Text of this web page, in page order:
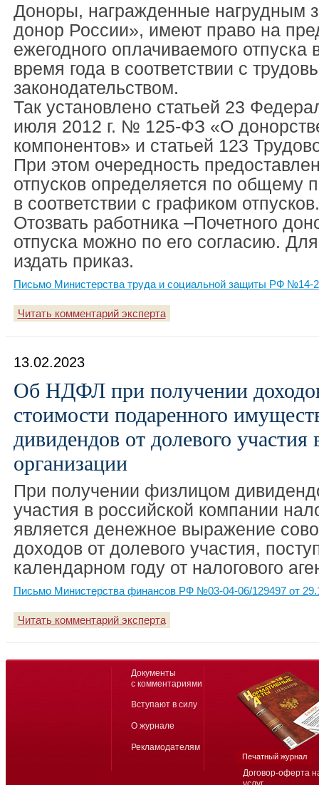
Доноры, награжденные нагрудным
донор России», имеют право на
ежегодного оплачиваемого отпуска
время года в соответствии с
законодательством.
Так установлено статьей 23
июля 2012 г. № 125-ФЗ «О
компонентов» и статьей 123
При этом очередность
отпусков определяется по общему
в соответствии с графиком отпусков.
Отозвать работника –Почетного
отпуска можно по его согласию.
издать приказ.
Письмо Министерства труда и социальной защиты РФ №14-
Читать комментарий эксперта
13.02.2023
Об НДФЛ при получении
стоимости подаренного
дивидендов от долевого участия
организации
При получении физлицом
участия в российской компании
является денежное выражение
доходов от долевого участия,
календарном году от налогового
Письмо Министерства финансов РФ №03-04-06/129497 от
Читать комментарий эксперта
Договор-оферта
Документы
с комментариями
Вступают в силу
О журнале
Рекламодателям
Печатный журнал